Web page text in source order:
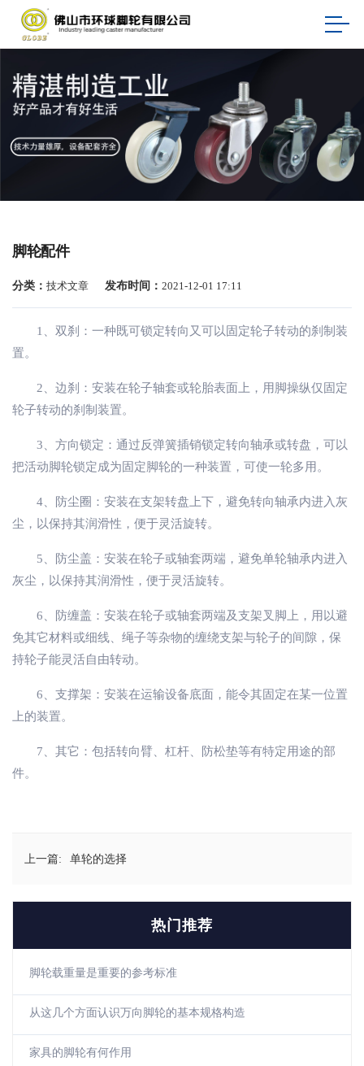
脚轮配件
分类： 技术文章 发布时间： 2021-12-01 17:11
1、双刹：一种既可锁定转向又可以固定轮子转动的刹制装
置。
2、边刹：安装在轮子轴套或轮胎表面上，用脚操纵仅固定
轮子转动的刹制装置。
3、方向锁定：通过反弹簧插销锁定转向轴承或转盘，可以
把活动脚轮锁定成为固定脚轮的一种装置，可使一轮多用。
4、防尘圈：安装在支架转盘上下，避免转向轴承内进入灰
尘，以保持其润滑性，便于灵活旋转。
5、防尘盖：安装在轮子或轴套两端，避免单轮轴承内进入
灰尘，以保持其润滑性，便于灵活旋转。
6、防缠盖：安装在轮子或轴套两端及支架叉脚上，用以避
免其它材料或细线、绳子等杂物的缠绕支架与轮子的间隙，保
持轮子能灵活自由转动。
6、支撑架：安装在运输设备底面，能令其固定在某一位置
上的装置。
7、其它：包括转向臂、杠杆、防松垫等有特定用途的部
件。
上一篇: 单轮的选择
热门推荐
脚轮载重量是重要的参考标准
从这几个方面认识万向脚轮的基本规格构造
家具的脚轮有何作用